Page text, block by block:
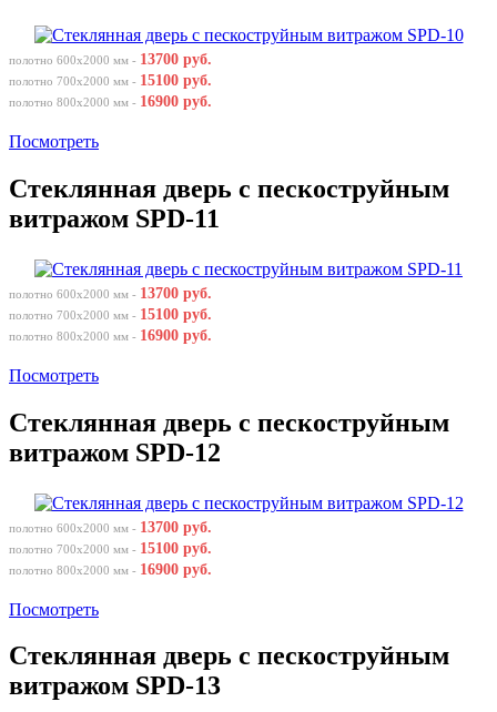
полотно 600х2000 мм - 13700 руб.
полотно 700х2000 мм - 15100 руб.
полотно 800х2000 мм - 16900 руб.
Посмотреть
Стеклянная дверь с пескоструйным
витражом SPD-11
полотно 600х2000 мм - 13700 руб.
полотно 700х2000 мм - 15100 руб.
полотно 800х2000 мм - 16900 руб.
Посмотреть
Стеклянная дверь с пескоструйным
витражом SPD-12
полотно 600х2000 мм - 13700 руб.
полотно 700х2000 мм - 15100 руб.
полотно 800х2000 мм - 16900 руб.
Посмотреть
Стеклянная дверь с пескоструйным
витражом SPD-13